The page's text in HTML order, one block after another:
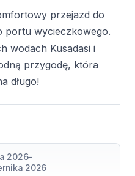
krem z filtrem i
jest zapewniony.
wliczając transfery,
przejazd do
portu wycieczkowego.
wodach Kusadasi i
przygodę, która
długo!
2026–
2026